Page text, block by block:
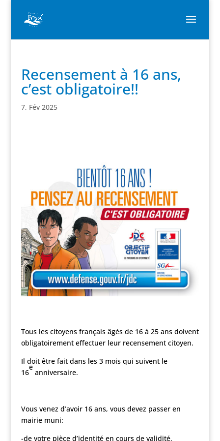
Recensement à 16 ans,
c’est obligatoire!!
7, Fév 2025
Tous les citoyens français âgés de 16 à 25 ans doivent
obligatoirement effectuer leur recensement citoyen.
Il doit être fait dans les 3 mois qui suivent le
16
e
anniversaire.
Vous venez d’avoir 16 ans, vous devez passer en
mairie muni:
-de votre pièce d’identité en cours de validité,